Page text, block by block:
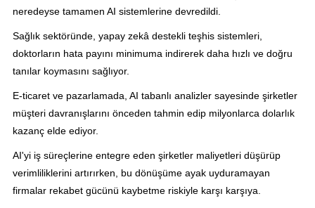
neredeyse tamamen AI sistemlerine devredildi.
Sağlık sektöründe, yapay zekâ destekli teşhis sistemleri,
doktorların hata payını minimuma indirerek daha hızlı ve doğru
tanılar koymasını sağlıyor.
E-ticaret ve pazarlamada, AI tabanlı analizler sayesinde şirketler
müşteri davranışlarını önceden tahmin edip milyonlarca dolarlık
kazanç elde ediyor.
AI'yi iş süreçlerine entegre eden şirketler maliyetleri düşürüp
verimliliklerini artırırken, bu dönüşüme ayak uyduramayan
firmalar rekabet gücünü kaybetme riskiyle karşı karşıya.